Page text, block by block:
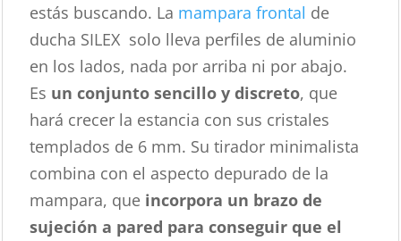
estás buscando. La mampara frontal de
ducha SILEX solo lleva perfiles de aluminio
en los lados, nada por arriba ni por abajo.
Es un conjunto sencillo y discreto, que
hará crecer la estancia con sus cristales
templados de 6 mm. Su tirador minimalista
combina con el aspecto depurado de la
mampara, que incorpora un brazo de
sujeción a pared para conseguir que el